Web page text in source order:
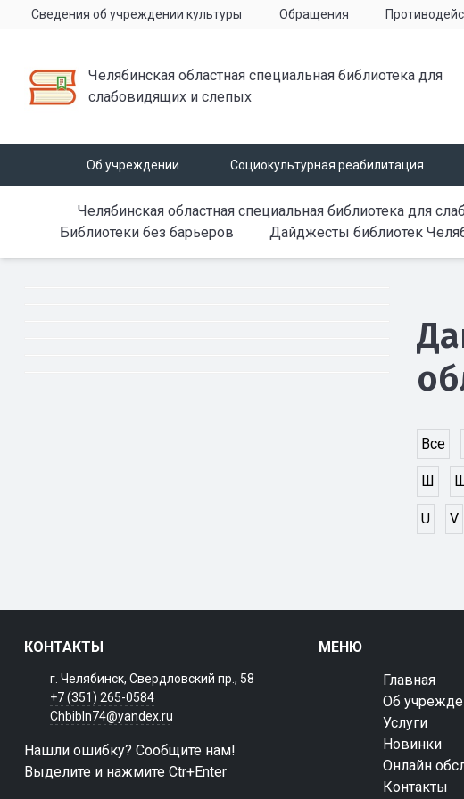
Сведения об учреждении культуры Обращения
Челябинская областная специальная библиотека для
слабовидящих и слепых
Об учреждении Социокультурная реабилитация
Челябинская областная специальная библиотека для
Библиотеки без барьеров
Дайджесты библиотек
Все
Ш
U V
КОНТАКТЫ
г. Челябинск, Свердловский пр., 58
+7 (351) 265-0584
Chbibln74@yandex.ru
Нашли ошибку? Сообщите нам!
Выделите и нажмите Ctr+Enter
МЕНЮ
Главная
Об
Услуги
Новинки
Онлайн
Контакты